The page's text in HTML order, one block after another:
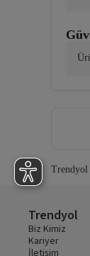
Trendyol
Trendyol
Biz Kimiz
Kariyer
İletişim